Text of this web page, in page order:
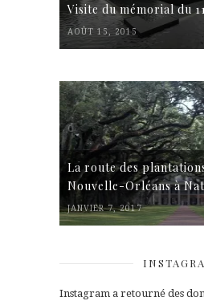
Visite du mémorial du
AOÛT 15, 2015
La route des
Nouvelle-Orléans à
JANVIER 7, 2017
Instagram a retourné des